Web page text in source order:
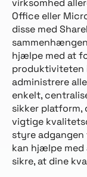
virksomhed
Office eller
disse med
hjælpe med at
produktiviteten
administrere
enkelt,
sikker platform,
vigtige
styre
kan hjælpe
sikre, at dine